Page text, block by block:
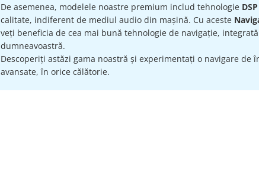
De asemenea, modelele noastre premium includ tehnologie
calitate, indiferent de mediul audio din mașină. Cu aceste
veți beneficia de cea mai bună tehnologie de navigație,
dumneavoastră.
Descoperiți astăzi gama noastră și experimentați o navigare
avansate, în orice călătorie.